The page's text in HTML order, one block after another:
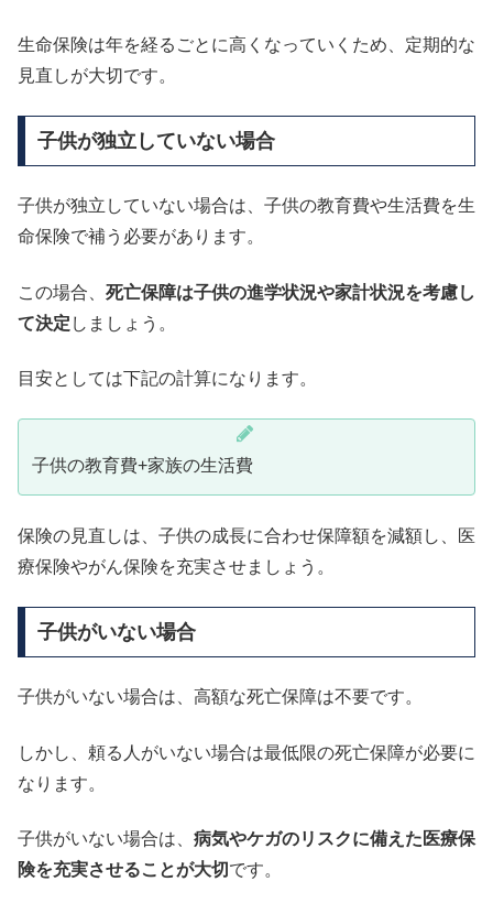
生命保険は年を経るごとに高くなっていくため、定期的な
見直しが大切です。
子供が独立していない場合
子供が独立していない場合は、子供の教育費や生活費を生
命保険で補う必要があります。
この場合、 死亡保障は子供の進学状況や家計状況を考慮し
て決定 しましょう。
目安としては下記の計算になります。
子供の教育費+家族の生活費
保険の見直しは、子供の成長に合わせ保障額を減額し、医
療保険やがん保険を充実させましょう。
子供がいない場合
子供がいない場合は、高額な死亡保障は不要です。
しかし、頼る人がいない場合は最低限の死亡保障が必要に
なります。
子供がいない場合は、 病気やケガのリスクに備えた医療保
険を充実させることが大切 です。